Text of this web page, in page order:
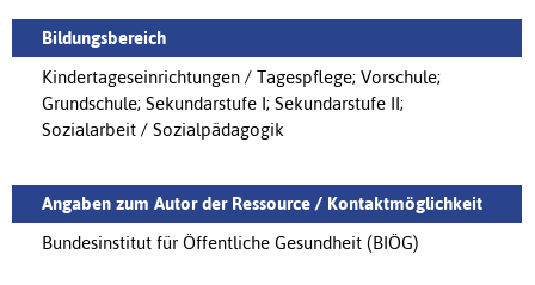
Bildungsbereich
Kindertageseinrichtungen / Tagespflege; Vorschule;
Grundschule; Sekundarstufe I; Sekundarstufe II;
Sozialarbeit / Sozialpädagogik
Angaben zum Autor der Ressource / Kontaktmöglichkeit
Bundesinstitut für Öffentliche Gesundheit (BIÖG)